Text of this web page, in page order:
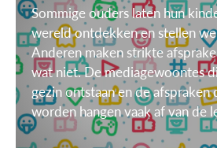
Sommige ouders laten hun
wereld ontdekken en stellen
Anderen maken strikte
wat niet. De mediagewoontes
gezin ontstaan en de afspraken
worden hangen vaak af van de
kinderen, van het doel, het